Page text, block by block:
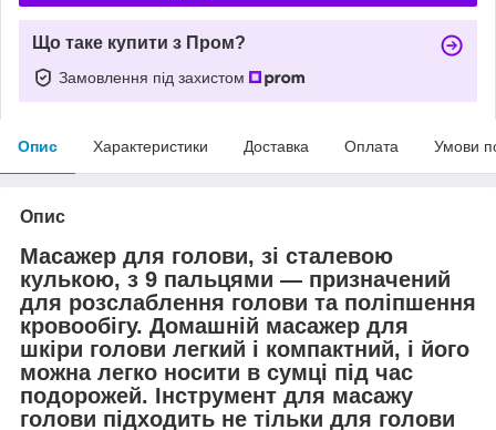
Що таке купити з Пром?
Замовлення під захистом
Опис Характеристики Доставка Оплата Умови
Опис
Масажер для голови, зі сталевою
кулькою, з 9 пальцями — призначений
для розслаблення голови та поліпшення
кровообігу. Домашній масажер для
шкіри голови легкий і компактний, і його
можна легко носити в сумці під час
подорожей. Інструмент для масажу
голови підходить не тільки для голови